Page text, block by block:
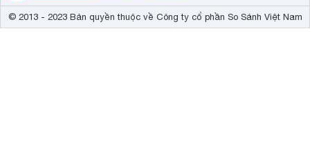
© 2013 - 2023 Bản quyền thuộc về Công ty cổ phần So Sánh Việt Nam